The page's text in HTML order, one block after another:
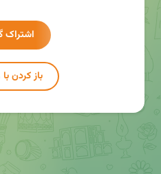
اشتراک
باز کردن